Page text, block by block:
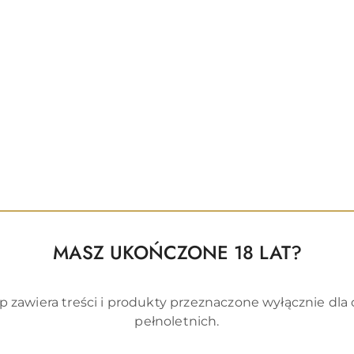
MASZ UKOŃCZONE 18 LAT?
zawiera treści i produkty przeznaczone wyłącznie dla
pełnoletnich.